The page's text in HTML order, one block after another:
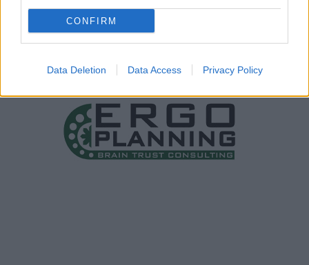
CONFIRM
Data Deletion Data Access Privacy Policy